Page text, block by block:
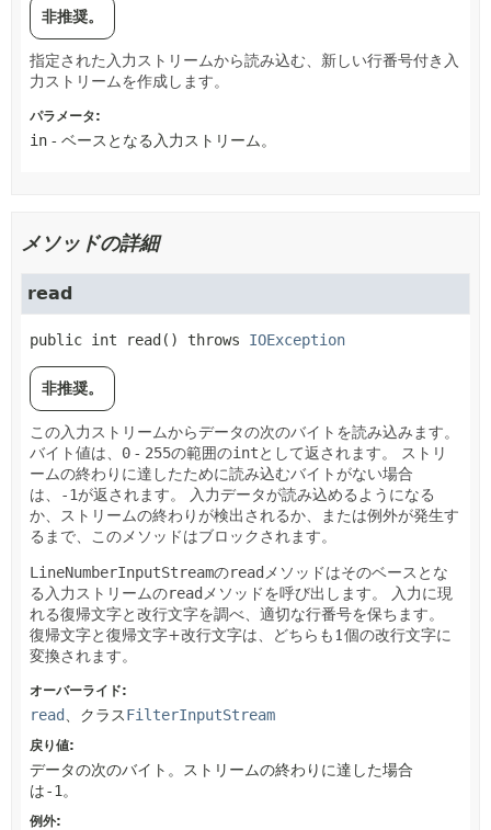
非推奨。
指定された入力ストリームから読み込む、新しい行番号付き入
力ストリームを作成します。
パラメータ:
in - ベースとなる入力ストリーム。
メソッドの詳細
read
public int read() throws IOException
非推奨。
この入力ストリームからデータの次のバイトを読み込みます。
バイト値は、 0 - 255の範囲のintとして返されます。
ストリ
ームの終わりに達したために読み込むバイトがない場合
は、
-1が返されます。
入力データが読み込めるようになる
か、ストリームの終わりが検出されるか、または例外が発生す
るまで、このメソッドはブロックされます。
LineNumberInputStreamのread メソッドはそのベースとな
る入力ストリームのread メソッドを呼び出します。
入力に現
れる復帰文字と改行文字を調べ、適切な行番号を保ちます。
復帰文字と復帰文字+改行文字は、どちらも1個の改行文字に
変換されます。
オーバーライド:
read 、クラスFilterInputStream
戻り値:
データの次のバイト。ストリームの終わりに達した場合
は-1 。
例外: